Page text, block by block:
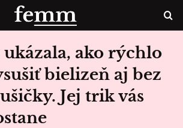
ako rýchlo
bielizeň aj bez
Jej trik vás